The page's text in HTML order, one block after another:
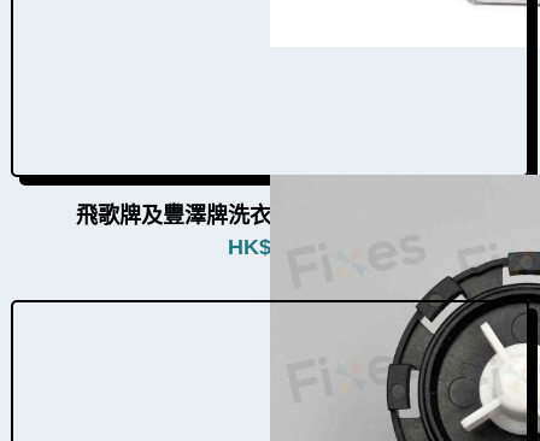
飛歌牌及豐澤牌洗衣機排水泵W010016b
HK$